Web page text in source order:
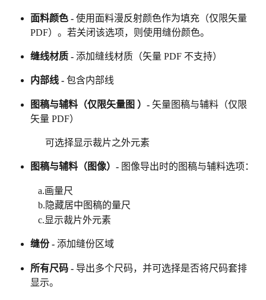
面料颜色 - 使用面料漫反射颜色作为填充（仅限矢量
PDF）。若关闭该选项，则使用缝份颜色。
缝线材质 - 添加缝线材质（矢量 PDF 不支持）
内部线 - 包含内部线
图稿与辅料（仅限矢量图 ）- 矢量图稿与辅料（仅限
矢量 PDF）
              可选择显示裁片之外元素
图稿与辅料（图像）- 图像导出时的图稿与辅料选项：
           a.画量尺
           b.隐藏居中图稿的量尺
           c.显示裁片外元素
缝份 - 添加缝份区域
所有尺码 - 导出多个尺码，并可选择是否将尺码套排
显示。